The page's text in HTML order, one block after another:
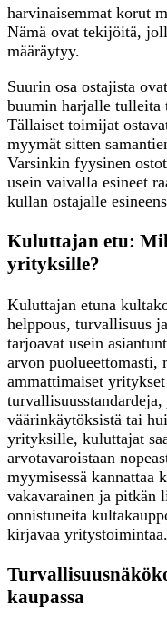
harvinaisemmat korut
Nämä ovat tekijöitä,
määräytyy.
Suurin osa ostajista
buumin harjalle tulleita
Tällaiset toimijat
myymät sitten
Varsinkin fyysinen
usein vaivalla esineet
kullan ostajalle
Kuluttajan etu:
yrityksille?
Kuluttajan etuna
helppous, turvallisuus
tarjoavat usein
arvon puolueettomasti,
ammattimaiset
väärinkäytöksistä tai
yrityksille, kuluttajat
arvotavaroistaan
myymisessä kannattaa
vakavarainen ja pitkän
onnistuneita
kirjavaa yritystoimintaa.
kaupassa